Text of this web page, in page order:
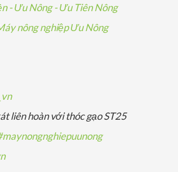
- Ưu Nông - Ưu Tiên Nông
nông nghiệp Ưu Nông
liên hoàn với thóc gạo ST25